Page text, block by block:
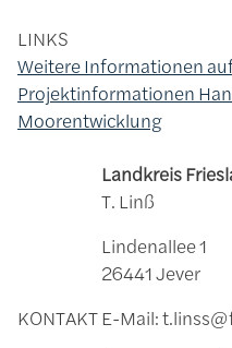
LINKS
Weitere Informationen
Projektinformationen
Moorentwicklung
KONTAKT
Landkreis
T. Linß
Lindenallee 1
26441 Jever
E-Mail: